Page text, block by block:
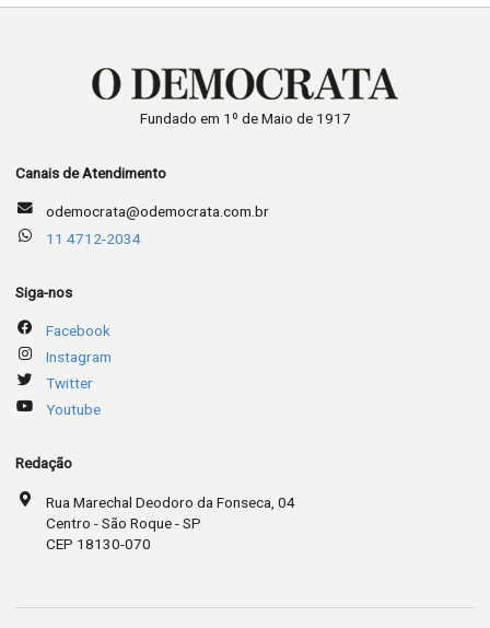
Fundado em 1º de Maio de 1917
Canais de Atendimento
odemocrata@odemocrata.com.br
11 4712-2034
Siga-nos
Facebook
Instagram
Twitter
Youtube
Redação
Rua Marechal Deodoro da Fonseca, 04
Centro - São Roque - SP
CEP 18130-070